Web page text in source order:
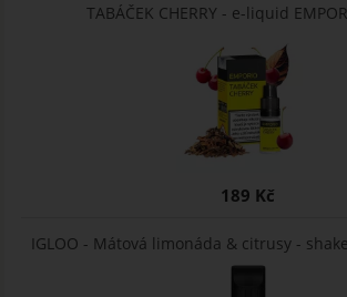
TABÁČEK CHERRY - e-liquid
189 Kč
IGLOO - Mátová limonáda & citrusy -